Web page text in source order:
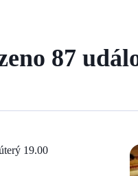
87
19.00